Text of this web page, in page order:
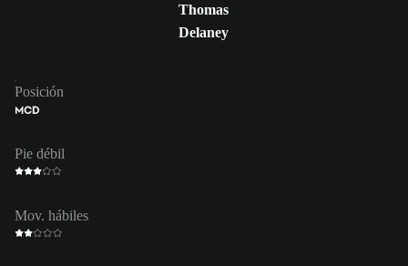
Thomas
Delaney
Posición
MCD
Pie débil
Mov. hábiles